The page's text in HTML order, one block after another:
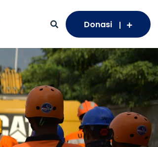
Donasi